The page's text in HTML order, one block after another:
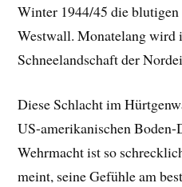
Winter 1944/45 die blutigen
Westwall. Monatelang wird
Schneelandschaft der
Diese Schlacht im
US-amerikanischen
Wehrmacht ist so
meint, seine Gefühle am